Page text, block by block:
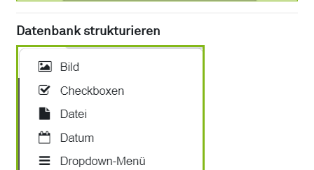
Datenbank strukturieren